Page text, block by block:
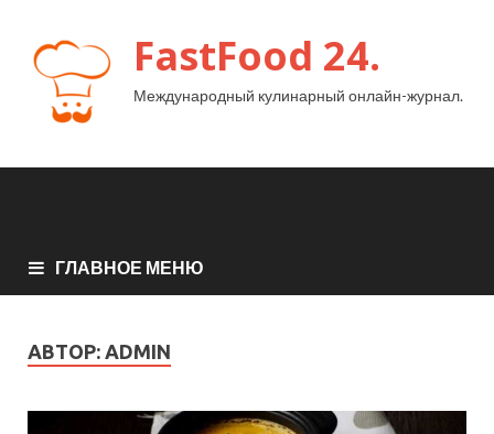
FastFood 24.
Международный кулинарный онлайн-журнал.
ГЛАВНОЕ МЕНЮ
АВТОР: ADMIN